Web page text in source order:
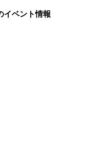
イベント情報